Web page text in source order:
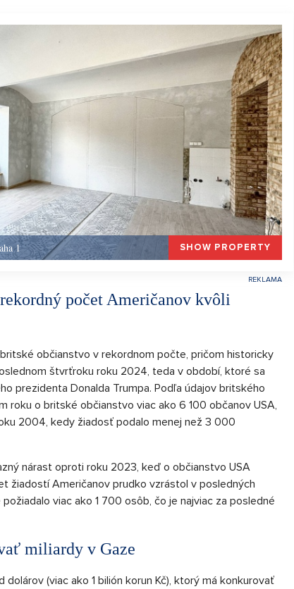
1 SHOW PROPERTY
počet Američanov kvôli
občianstvo v rekordnom počte, pričom historicky
štvrťroku roku 2024, teda v období, ktoré sa
prezidenta Donalda Trumpa. Podľa údajov britského
roku o britské občianstvo viac ako 6 100 občanov USA,
2004, kedy žiadosť podalo menej než 3 000
nárast oproti roku 2023, keď o občianstvo USA
žiadostí Američanov prudko vzrástol v posledných
viac ako 1 700 osôb, čo je najviac za posledné
miliardy v Gaze
(viac ako 1 bilión korun Kč), ktorý má konkurovať